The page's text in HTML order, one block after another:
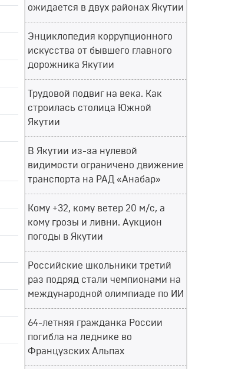
ожидается в двух районах Якутии
Энциклопедия коррупционного
искусства от бывшего главного
дорожника Якутии
Трудовой подвиг на века. Как
строилась столица Южной
Якутии
В Якутии из-за нулевой
видимости ограничено движение
транспорта на РАД «Анабар»
Кому +32, кому ветер 20 м/с, а
кому грозы и ливни. Аукцион
погоды в Якутии
Российские школьники третий
раз подряд стали чемпионами на
международной олимпиаде по ИИ
64-летняя гражданка России
погибла на леднике во
Французских Альпах